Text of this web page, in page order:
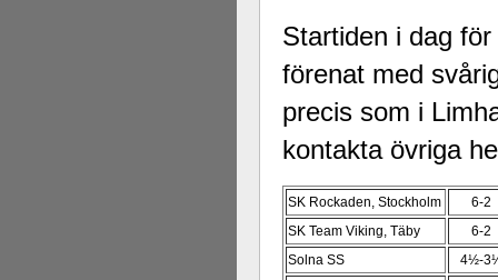
Startiden i dag
förenat med
precis som i
kontakta övriga
SK Rockaden, Stockholm
6-2
SK Team Viking, Täby
6-2
Solna SS
4½-